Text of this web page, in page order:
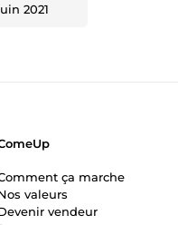
2021
ça marche
valeurs
vendeur